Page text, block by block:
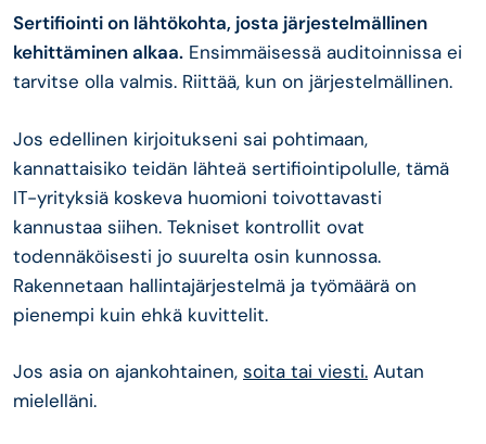
Sertifiointi on lähtökohta, josta järjestelmällinen
kehittäminen alkaa. Ensimmäisessä auditoinnissa ei
tarvitse olla valmis. Riittää, kun on järjestelmällinen.
Jos edellinen kirjoitukseni sai pohtimaan,
kannattaisiko teidän lähteä sertifiointipolulle, tämä
IT-yrityksiä koskeva huomioni toivottavasti
kannustaa siihen. Tekniset kontrollit ovat
todennäköisesti jo suurelta osin kunnossa.
Rakennetaan hallintajärjestelmä ja työmäärä on
pienempi kuin ehkä kuvittelit.
Jos asia on ajankohtainen, soita tai viesti. Autan
mielelläni.